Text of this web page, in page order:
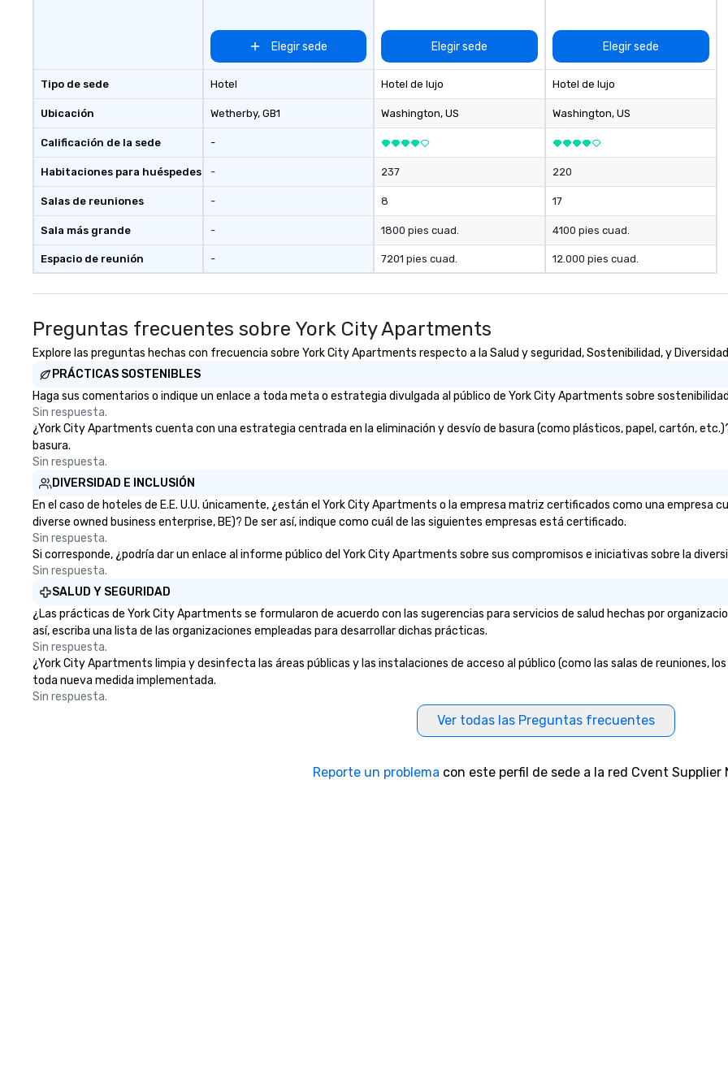
to connect quickly — especially
different locations! These quick
connections create a friendly,
collaborative environment and
boost communication beyond the
event itself.
Tipo de sede
Ubicación
Calificación de la sede
Habitaciones para huéspedes
Salas de reuniones
Sala más grande
Espacio de reunión
Elegir sede
Hotel
Wetherby, GB1
-
-
-
-
-
Elegir sede
Hotel de lujo
Washington, US
237
8
1800 pies cuad.
7201 pies cuad.
Elegir sede
Hotel de lujo
Washington, US
220
17
4100 pies cuad.
12.000 pies cuad.
Preguntas frecuentes sobre York City Apartments
Explore las preguntas hechas con frecuencia sobre York City Apartments respecto a la Salud y seguridad, Sostenibilidad, y
PRÁCTICAS SOSTENIBLES
Haga sus comentarios o indique un enlace a toda meta o estrategia divulgada al público de York City Apartments sobre
Sin respuesta.
¿York City Apartments cuenta con una estrategia centrada en la eliminación y desvío de basura (como plásticos, papel, cartón,
basura.
Sin respuesta.
DIVERSIDAD E INCLUSIÓN
En el caso de hoteles de E.E. U.U. únicamente, ¿están el York City Apartments o la empresa matriz certificados como una empresa
diverse owned business enterprise, BE)? De ser así, indique como cuál de las siguientes empresas está certificado.
Sin respuesta.
Si corresponde, ¿podría dar un enlace al informe público del York City Apartments sobre sus compromisos e iniciativas sobre la
Sin respuesta.
SALUD Y SEGURIDAD
¿Las prácticas de York City Apartments se formularon de acuerdo con las sugerencias para servicios de salud hechas por
así, escriba una lista de las organizaciones empleadas para desarrollar dichas prácticas.
Sin respuesta.
¿York City Apartments limpia y desinfecta las áreas públicas y las instalaciones de acceso al público (como las salas de reuniones,
toda nueva medida implementada.
Sin respuesta.
Ver todas las Preguntas frecuentes
Reporte un problema con este perfil de sede a la red Cvent Supplier